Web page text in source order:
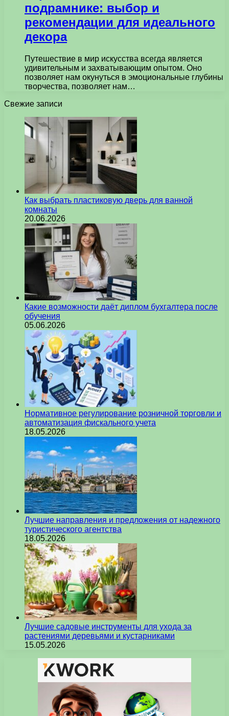
подрамнике: выбор и
рекомендации для идеального
декора
Путешествие в мир искусства всегда является
удивительным и захватывающим опытом. Оно
позволяет нам окунуться в эмоциональные глубины
творчества, позволяет нам…
Свежие записи
Как выбрать пластиковую дверь для ванной
комнаты
20.06.2026
Какие возможности даёт диплом бухгалтера после
обучения
05.06.2026
Нормативное регулирование розничной торговли и
автоматизация фискального учета
18.05.2026
Лучшие направления и предложения от надежного
туристического агентства
18.05.2026
Лучшие садовые инструменты для ухода за
растениями деревьями и кустарниками
15.05.2026